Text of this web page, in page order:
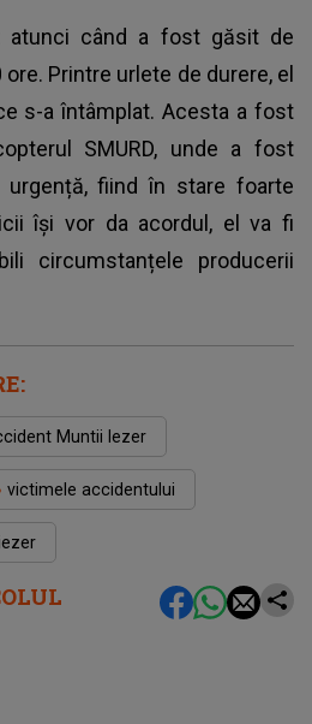
atunci când a fost găsit de
Printre urlete de durere, el
s-a întâmplat. Acesta a fost
SMURD, unde a fost
fiind în stare foarte
își vor da acordul, el va fi
circumstanțele producerii
Muntii Iezer
victimele accidentului